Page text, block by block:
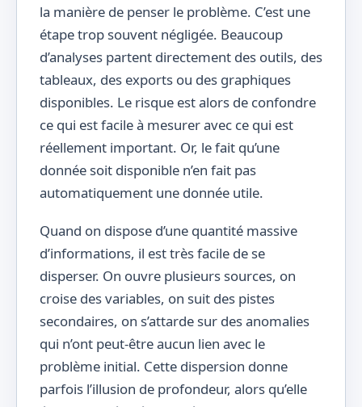
la manière de penser le problème. C’est une
étape trop souvent négligée. Beaucoup
d’analyses partent directement des outils, des
tableaux, des exports ou des graphiques
disponibles. Le risque est alors de confondre
ce qui est facile à mesurer avec ce qui est
réellement important. Or, le fait qu’une
donnée soit disponible n’en fait pas
automatiquement une donnée utile.
Quand on dispose d’une quantité massive
d’informations, il est très facile de se
disperser. On ouvre plusieurs sources, on
croise des variables, on suit des pistes
secondaires, on s’attarde sur des anomalies
qui n’ont peut-être aucun lien avec le
problème initial. Cette dispersion donne
parfois l’illusion de profondeur, alors qu’elle